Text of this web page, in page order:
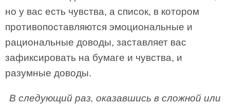
но у вас есть чувства, а список, в котором
противопоставляются эмоциональные и
рациональные доводы, заставляет вас
зафиксировать на бумаге и чувства, и
разумные доводы.
В следующий раз, оказавшись в сложной или